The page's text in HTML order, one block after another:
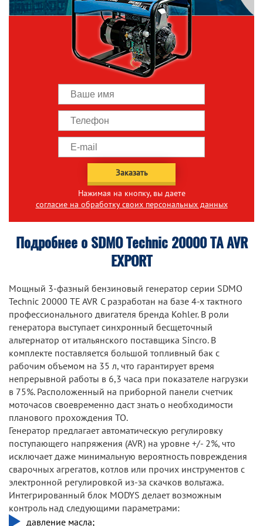
Заказать
Нажимая на кнопку, вы даете
согласие на обработку своих персональных данных
Подробнее о SDMO Technic 20000 TA AVR
EXPORT
Мощный 3-фазный бензиновый генератор серии SDMO
Technic 20000 TE AVR C разработан на базе 4-х тактного
профессионального двигателя бренда Kohler. В роли
генератора выступает синхронный бесщеточный
альтернатор от итальянского поставщика Sincro. В
комплекте поставляется большой топливный бак с
рабочим объемом на 35 л, что гарантирует время
непрерывной работы в 6,3 часа при показателе нагрузки
в 75%. Расположенный на приборной панели счетчик
моточасов своевременно даст знать о необходимости
планового прохождения ТО.
Генератор предлагает автоматическую регулировку
поступающего напряжения (AVR) на уровне +/- 2%, что
исключает даже минимальную вероятность повреждения
сварочных агрегатов, котлов или прочих инструментов с
электронной регулировкой из-за скачков вольтажа.
Интегрированный блок MODYS делает возможным
контроль над следующими параметрами:
давление масла;